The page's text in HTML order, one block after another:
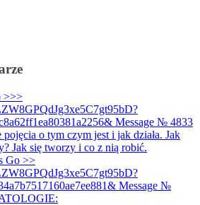
>>>
Message № 4833
o tym czym jest i jak działa. Jak
Jak się tworzy i co z nią robić.
Go >>
Message №